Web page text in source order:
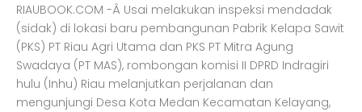
RIAUBOOK.COM -Â Usai melakukan inspeksi mendadak
(sidak) di lokasi baru pembangunan Pabrik Kelapa Sawit
(PKS) PT Riau Agri Utama dan PKS PT Mitra Agung
Swadaya (PT MAS), rombongan komisi II DPRD Indragiri
hulu (Inhu) Riau melanjutkan perjalanan dan
mengunjungi Desa Kota Medan Kecamatan Kelayang,